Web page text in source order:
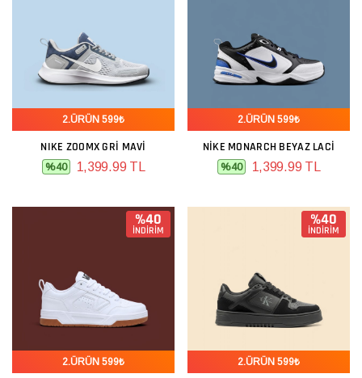
2.ÜRÜN 599₺
NIKE ZOOMX GRI MAVI
%40 1,399.99 TL
2.ÜRÜN 599₺
NIKE MONARCH BEYAZ LACI
%40 1,399.99 TL
%40
İNDİRİM
2.ÜRÜN 599₺
%40
İNDİRİM
2.ÜRÜN 599₺